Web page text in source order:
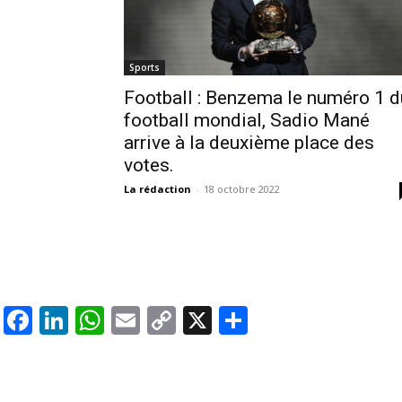
Sports
Football : Benzema le numéro 1
football mondial, Sadio Mané
arrive à la deuxième place des
votes.
La rédaction - 18 octobre 2022
Facebook
LinkedIn
WhatsApp
EmailCopy
X